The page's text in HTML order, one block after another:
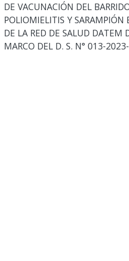
DE VACUNACIÓN DEL
POLIOMIELITIS Y SARAMPIÓN
DE LA RED DE SALUD DATEM
MARCO DEL D. S. N° 013-